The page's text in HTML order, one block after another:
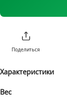
Поделиться
Характеристики
Вес